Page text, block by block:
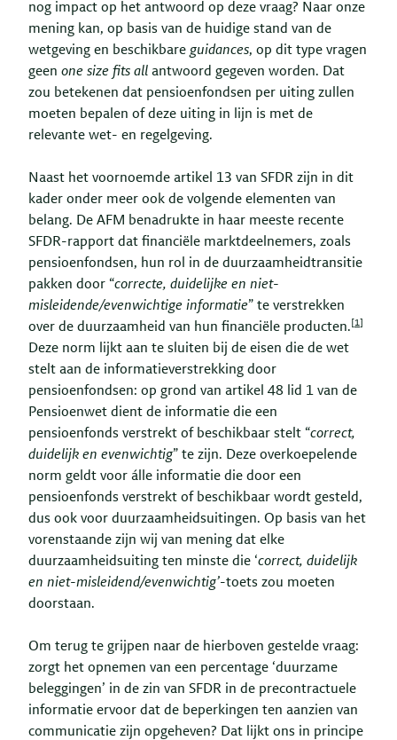
nog impact op het antwoord op deze vraag? Naar onze
mening kan, op basis van de huidige stand van de
wetgeving en beschikbare guidances, op dit type vragen
geen one size fits all antwoord gegeven worden. Dat
zou betekenen dat pensioenfondsen per uiting zullen
moeten bepalen of deze uiting in lijn is met de
relevante wet- en regelgeving.
Naast het voornoemde artikel 13 van SFDR zijn in dit
kader onder meer ook de volgende elementen van
belang. De AFM benadrukte in haar meeste recente
SFDR-rapport dat financiële marktdeelnemers, zoals
pensioenfondsen, hun rol in de duurzaamheidtransitie
pakken door “correcte, duidelijke en niet-
misleidende/evenwichtige informatie” te verstrekken
over de duurzaamheid van hun financiële producten. [1]
Deze norm lijkt aan te sluiten bij de eisen die de wet
stelt aan de informatieverstrekking door
pensioenfondsen: op grond van artikel 48 lid 1 van de
Pensioenwet dient de informatie die een
pensioenfonds verstrekt of beschikbaar stelt “correct,
duidelijk en evenwichtig” te zijn. Deze overkoepelende
norm geldt voor álle informatie die door een
pensioenfonds verstrekt of beschikbaar wordt gesteld,
dus ook voor duurzaamheidsuitingen. Op basis van het
vorenstaande zijn wij van mening dat elke
duurzaamheidsuiting ten minste die ‘correct, duidelijk
en niet-misleidend/evenwichtig’-toets zou moeten
doorstaan.
Om terug te grijpen naar de hierboven gestelde vraag:
zorgt het opnemen van een percentage ‘duurzame
beleggingen’ in de zin van SFDR in de precontractuele
informatie ervoor dat de beperkingen ten aanzien van
communicatie zijn opgeheven? Dat lijkt ons in principe